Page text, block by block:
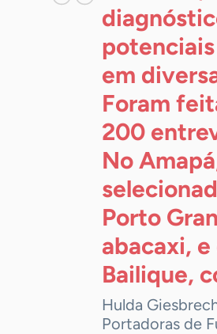
em
Foram
200
No
Porto
abacaxi,
Bailique,
Hulda
Portadoras de